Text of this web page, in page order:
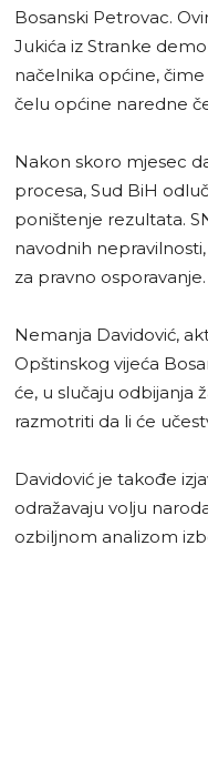
Bosanski Petrovac.
Jukića iz Stranke
načelnika općine,
čelu općine naredne
Nakon skoro mjesec
procesa, Sud BiH
poništenje rezultata.
navodnih
za pravno osporavanje.
Nemanja Davidović,
Opštinskog vijeća
će, u slučaju odbijanja
razmotriti da li će
Davidović je takođe
odražavaju volju
ozbiljnom analizom